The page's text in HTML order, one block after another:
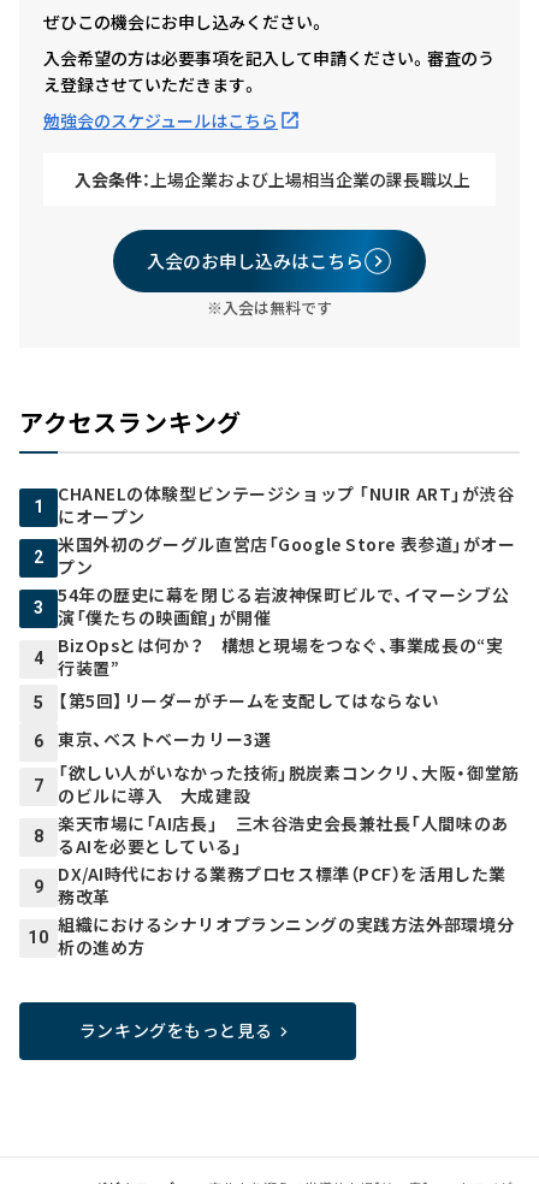
ぜひこの機会にお申し込みください。
入会希望の方は必要事項を記入して申請ください。審査のう
え登録させていただきます。
勉強会のスケジュールはこちら
入会条件： 上場企業および上場相当企業の課長職以上
入会のお申し込みはこちら
※入会は無料です
アクセスランキング
1
CHANELの体験型ビンテージショップ 「NUIR ART」が渋谷
にオープン
2
米国外初のグーグル直営店「Google Store 表参道」がオー
プン
3
54年の歴史に幕を閉じる岩波神保町ビルで、イマーシブ公
演「僕たちの映画館」が開催
4
BizOpsとは何か？ 構想と現場をつなぐ、事業成長の“実
行装置”
5 【第5回】リーダーがチームを支配してはならない
6 東京、ベストベーカリー3選
7
「欲しい人がいなかった技術」脱炭素コンクリ、大阪・御堂筋
のビルに導入 大成建設
8
楽天市場に「AI店長」 三木谷浩史会長兼社長「人間味のあ
るAIを必要としている」
9
DX/AI時代における業務プロセス標準（PCF）を活用した業
務改革
10
組織におけるシナリオプランニングの実践方法――外部環境分
析の進め方
ランキングをもっと見る